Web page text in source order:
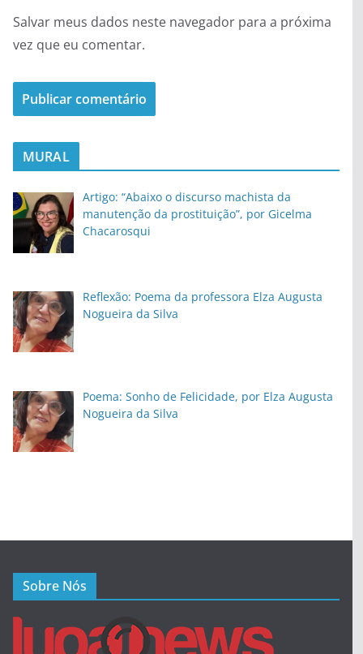
Salvar meus dados neste navegador para a próxima
vez que eu comentar.
MURAL
Artigo: “Abaixo o discurso machista da
manutenção da prostituição”, por Gicelma
Chacarosqui
Reflexão: Poema da professora Elza Augusta
Nogueira da Silva
Poema: Sonho de Felicidade, por Elza Augusta
Nogueira da Silva
Sobre Nós